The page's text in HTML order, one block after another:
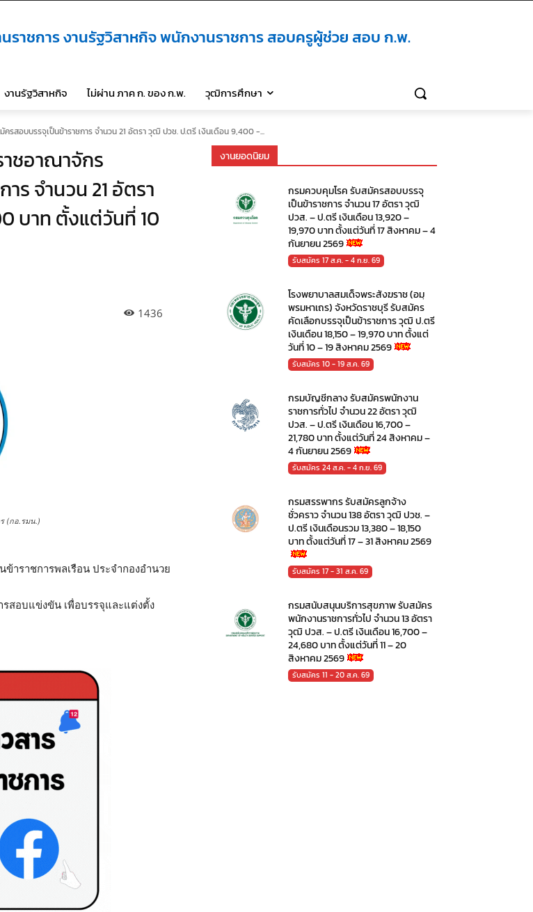
ราชการ งานรัฐวิสาหกิจ พนักงานราชการ สอบครูผู้ช่วย สอบ ก.พ.
งานรัฐวิสาหกิจ ไม่ผ่าน ภาค ก. ของ ก.พ. วุฒิการศึกษา
รสอบบรรจุเป็นข้าราชการ จำนวน 21 อัตรา วุฒิ ปวช. ป.ตรี เงินเดือน 9,400 -...
ชอาณาจักร
ร จำนวน 21 อัตรา
บาท ตั้งแต่วันที่ 10
1436
(กอ.รมน.)
าราชการพลเรือน ประจํากองอํานวย
สอบแข่งขัน เพื่อบรรจุและแต่งตั้ง
งานยอดนิยม
กรมควบคุมโรค รับสมัครสอบบรรจุ
เป็นข้าราชการ จำนวน 17 อัตรา วุฒิ
ปวส. – ป.ตรี เงินเดือน 13,920 –
19,970 บาท ตั้งแต่วันที่ 17 สิงหาคม – 4
กันยายน 2569
รับสมัคร 17 ส.ค. - 4 ก.ย. 69
โรงพยาบาลสมเด็จพระสังฆราช (อมฺ
พรมหาเถร) จังหวัดราชบุรี รับสมัคร
คัดเลือกบรรจุเป็นข้าราชการ วุฒิ ป.ตรี
เงินเดือน 18,150 – 19,970 บาท ตั้งแต่
วันที่ 10 – 19 สิงหาคม 2569
รับสมัคร 10 - 19 ส.ค. 69
กรมบัญชีกลาง รับสมัครพนักงาน
ราชการทั่วไป จำนวน 22 อัตรา วุฒิ
ปวส. – ป.ตรี เงินเดือน 16,700 –
21,780 บาท ตั้งแต่วันที่ 24 สิงหาคม –
4 กันยายน 2569
รับสมัคร 24 ส.ค. - 4 ก.ย. 69
กรมสรรพากร รับสมัครลูกจ้าง
ชั่วคราว จำนวน 138 อัตรา วุฒิ ปวช. –
ป.ตรี เงินเดือนรวม 13,380 – 18,150
บาท ตั้งแต่วันที่ 17 – 31 สิงหาคม 2569
รับสมัคร 17 - 31 ส.ค. 69
กรมสนับสนุนบริการสุขภาพ รับสมัคร
พนักงานราชการทั่วไป จำนวน 13 อัตรา
วุฒิ ปวส. – ป.ตรี เงินเดือน 16,700 –
24,680 บาท ตั้งแต่วันที่ 11 – 20
สิงหาคม 2569
รับสมัคร 11 - 20 ส.ค. 69